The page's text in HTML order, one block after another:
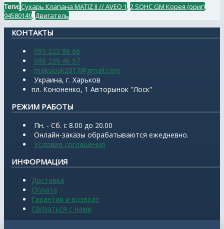
Теги:Сухарь Клапана MATIZ II // AVEO 1 2 SOHC GM Корея (ориг)
94580149 Двигатель
КОНТАКТЫ
095 222 88 66
098 239 46 57
makslosk2017@gmail.com
Украина, г. Харьков
пл. Кононенко, 1 Авторынок "Лоск"
РЕЖИМ РАБОТЫ
Пн. - Сб. с 8.00 до 20.00
Онлайн-заказы обрабатываются ежедневно.
Условия соглашения
ИНФОРМАЦИЯ
Доставка
Оплата
Гарантия и возврат
Связаться с нами